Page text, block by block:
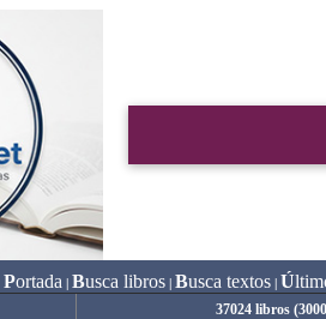
Portada Busca libros| Busca textos| Ú
37024 libros